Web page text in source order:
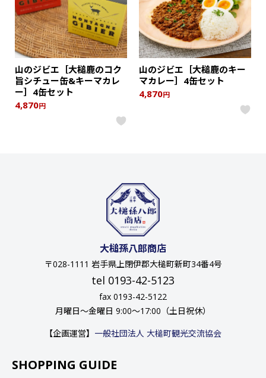
山のジビエ［大槌鹿のコク
旨シチュー缶&キーマカレ
ー］4缶セット
4,870円
山のジビエ［大槌鹿のキー
マカレー］4缶セット
4,870円
大槌孫八郎商店
〒028-1111 岩手県上閉伊郡大槌町新町34番4号
tel 0193-42-5123
fax 0193-42-5122
月曜日〜金曜日 9:00〜17:00（土日祝休）
【企画運営】 一般社団法人 大槌町観光交流協会
SHOPPING GUIDE